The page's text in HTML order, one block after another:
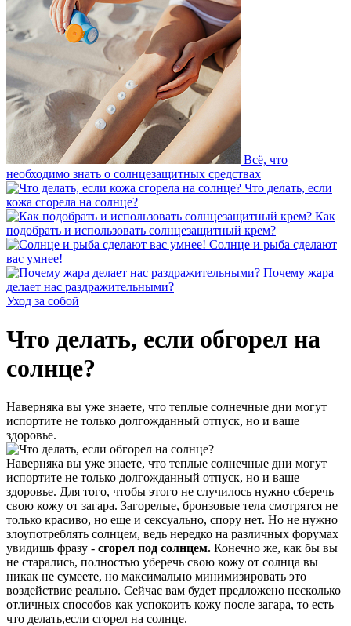
Всё, что
необходимо знать о солнцезащитных средствах
Что делать, если
кожа сгорела на солнце?
Как
подобрать и использовать солнцезащитный крем?
Солнце и рыба сделают
вас умнее!
Почему жара
делает нас раздражительными?
Уход за собой
Что делать, если обгорел на
солнце?
Наверняка вы уже знаете, что теплые солнечные дни могут
испортите не только долгожданный отпуск, но и ваше
здоровье.
Наверняка вы уже знаете, что теплые солнечные дни могут
испортите не только долгожданный отпуск, но и ваше
здоровье. Для того, чтобы этого не случилось нужно сберечь
свою кожу от загара. Загорелые, бронзовые тела смотрятся не
только красиво, но еще и сексуально, спору нет. Но не нужно
злоупотреблять солнцем, ведь нередко на различных форумах
увидишь фразу - сгорел под солнцем. Конечно же, как бы вы
не старались, полностью уберечь свою кожу от солнца вы
никак не сумеете, но максимально минимизировать это
воздействие реально. Сейчас вам будет предложено несколько
отличных способов как успокоить кожу после загара, то есть
что делать,если сгорел на солнце.